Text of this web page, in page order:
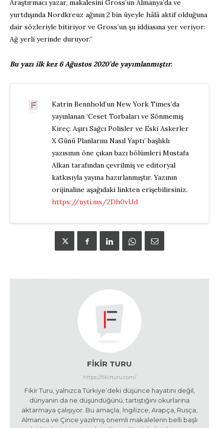
Araştırmacı yazar, makalesini Gross’un Almanya’da ve
yurtdışında Nordkreuz ağının 2 bin üyeyle hâlâ aktif olduğuna
dair sözleriyle bitiriyor ve Gross’un şu iddiasına yer veriyor:
Ağ yerli yerinde duruyor.”
Bu yazı ilk kez 6 Ağustos 2020’de yayımlanmıştır.
Katrin Bennhold’un New York Times’da
yayınlanan ‘Ceset Torbaları ve Sönmemiş
Kireç: Aşırı Sağcı Polisler ve Eski Askerler
X Günü Planlarını Nasıl Yaptı’ başlıklı
yazısının öne çıkan bazı bölümleri Mustafa
Alkan tarafından çevrilmiş ve editoryal
katkısıyla yayına hazırlanmıştır. Yazının
orijinaline aşağıdaki linkten erişebilirsiniz.
https://nyti.ms/2Dh0vUd
FIKIR TURU
https://fikirturu.com/
Fikir Turu, yalnızca Türkiye’deki düşünce hayatını değil,
dünyanın da ne düşündüğünü, tartıştığını okurlarına
aktarmaya çalışıyor. Bu amaçla, İngilizce, Arapça, Rusça,
Almanca ve Çince yazılmış önemli makalelerin belli başlı